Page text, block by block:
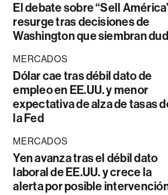
El debate sobre “Sell
resurge tras decisiones de
Washington que siembran
MERCADOS
Dólar cae tras débil dato de
empleo en EE.UU. y menor
expectativa de alza de tasas
la Fed
MERCADOS
Yen avanza tras el débil dato
laboral de EE.UU. y crece la
alerta por posible